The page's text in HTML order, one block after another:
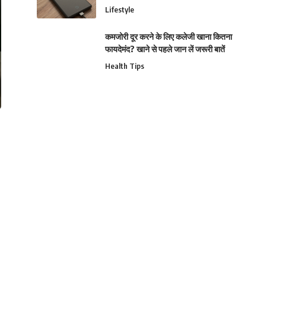
Lifestyle
कमजोरी दूर करने के लिए कलेजी खाना कितना
फायदेमंद? खाने से पहले जान लें जरूरी बातें
Health Tips